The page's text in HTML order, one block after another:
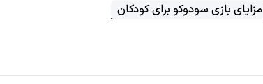
مزایای بازی سودوکو برای کودکان